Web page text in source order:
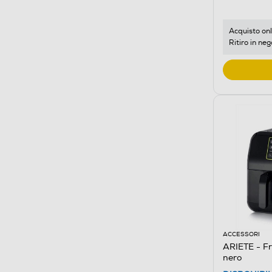
Acquisto
Ritiro in
ACCESSORI
ARIETE -
nero